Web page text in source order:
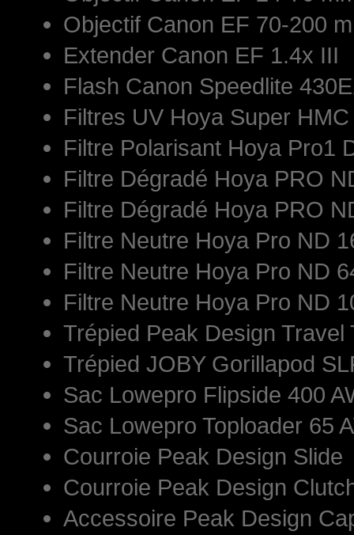
Objectif Canon EF 70-200
Extender Canon EF 1.4x III
Flash Canon Speedlite
Filtres UV Hoya Super
Filtre Polarisant Hoya Pro1
Filtre Dégradé Hoya PRO
Filtre Dégradé Hoya PRO
Filtre Neutre Hoya Pro ND
Filtre Neutre Hoya Pro ND
Filtre Neutre Hoya Pro ND
Trépied Peak Design Travel
Trépied JOBY Gorillapod
Sac Lowepro Flipside 400
Sac Lowepro Toploader 65
Courroie Peak Design Slide
Courroie Peak Design
Accessoire Peak Design